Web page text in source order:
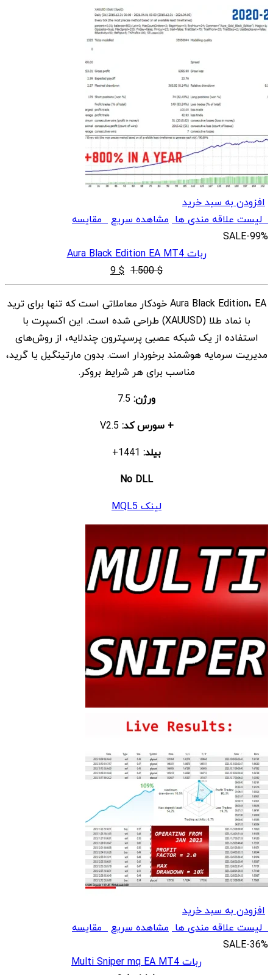
افزودن به سبد خرید
لیست علاقه مندی ها مشاهده سریعمقایسه
SALE-99%
ربات Aura Black Edition EA MT4
$
1.500
قیمت
اصلی
$ 1.500
بود.
$
9 قیمت
فعلی
$ 9
است.
Aura Black Edition، EA خودکار معاملاتی است که تنها برای ترید
با نماد طلا (XAUUSD) طراحی شده است. این اکسپرت با
استفاده از یک شبکه عصبی پرسپترون چندلایه، از روش‌های
مدیریت سرمایه هوشمند برخوردار است. بدون مارتینگیل یا گرید،
مناسب برای هر شرایط بروکر.
ورژن:
+ سورس کد:
بیلد:
No DLL
لینک MQL5
افزودن به سبد خرید
لیست علاقه مندی ها مشاهده سریعمقایسه
SALE-36%
ربات Multi Sniper mq EA MT4